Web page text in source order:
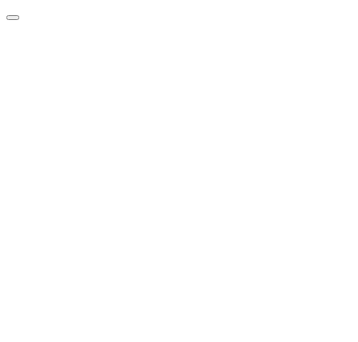
Menu